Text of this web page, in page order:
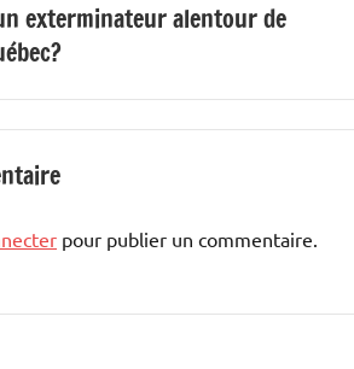
exterminateur alentour de
pour publier un commentaire.